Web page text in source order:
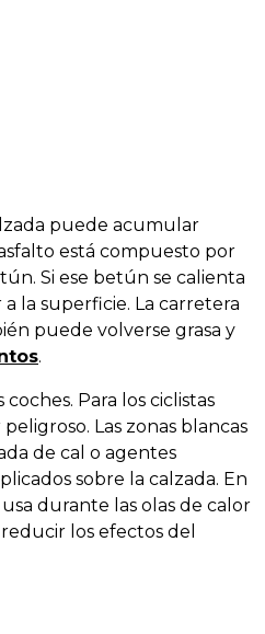
puede acumular
está compuesto por
Si ese betún se calienta
la superficie. La carretera
puede volverse grasa y
.
Para los ciclistas
Las zonas blancas
de cal o agentes
sobre la calzada. En
durante las olas de calor
los efectos del